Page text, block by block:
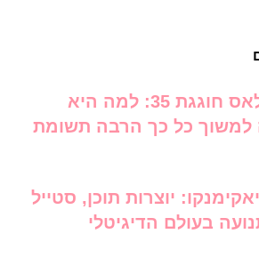
לינדזי פלאס חוגגת 35: למה היא
למשוך כל כך הרבה תשומת
יוצרות תוכן, סטייל
בעולם הדיגיטלי